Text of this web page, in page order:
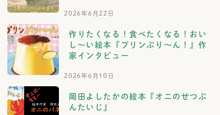
2026年6月22日
作りたくなる！食べたくなる！おい
し～い絵本『プリンぷり～ん！』作
家インタビュー
2026年6月10日
岡田よしたかの絵本『オニのせつぶ
んたいじ』